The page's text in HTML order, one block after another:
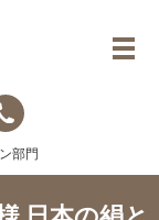
部門